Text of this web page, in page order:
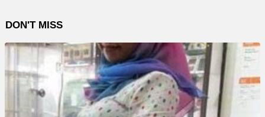
DON'T MISS